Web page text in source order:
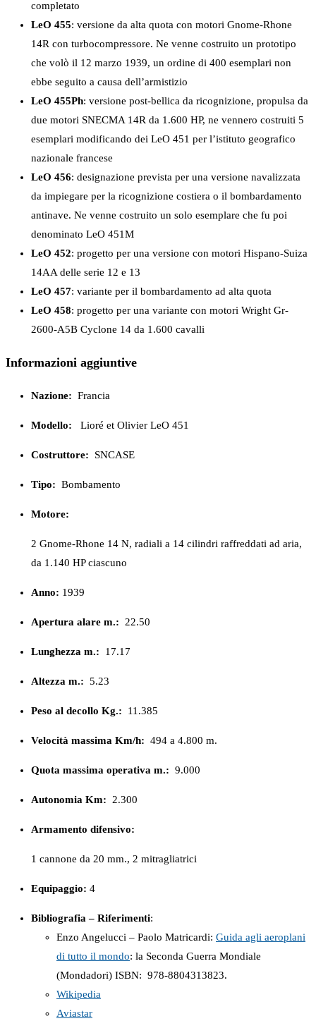
completato
LeO 455: versione da alta quota con motori Gnome-Rhone
14R con turbocompressore. Ne venne costruito un prototipo
che volò il 12 marzo 1939, un ordine di 400 esemplari non
ebbe seguito a causa dell’armistizio
LeO 455Ph: versione post-bellica da ricognizione, propulsa da
due motori SNECMA 14R da 1.600 HP, ne vennero costruiti 5
esemplari modificando dei LeO 451 per l’istituto geografico
nazionale francese
LeO 456: designazione prevista per una versione navalizzata
da impiegare per la ricognizione costiera o il bombardamento
antinave. Ne venne costruito un solo esemplare che fu poi
denominato LeO 451M
LeO 452: progetto per una versione con motori Hispano-Suiza
14AA delle serie 12 e 13
LeO 457: variante per il bombardamento ad alta quota
LeO 458: progetto per una variante con motori Wright Gr-
2600-A5B Cyclone 14 da 1.600 cavalli
Informazioni aggiuntive
Nazione: Francia
Modello: Lioré et Olivier LeO 451
Costruttore: SNCASE
Tipo: Bombamento
Motore:
2 Gnome-Rhone 14 N, radiali a 14 cilindri raffreddati ad aria,
da 1.140 HP ciascuno
Anno: 1939
Apertura alare m.: 22.50
Lunghezza m.: 17.17
Altezza m.: 5.23
Peso al decollo Kg.: 11.385
Velocità massima Km/h: 494 a 4.800 m.
Quota massima operativa m.: 9.000
Autonomia Km: 2.300
Armamento difensivo:
1 cannone da 20 mm., 2 mitragliatrici
Equipaggio: 4
Bibliografia – Riferimenti:
Enzo Angelucci – Paolo Matricardi: Guida agli aeroplani
di tutto il mondo: la Seconda Guerra Mondiale
(Mondadori) ISBN: ‎ 978-8804313823.
Wikipedia
Aviastar